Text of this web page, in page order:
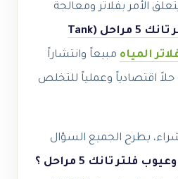
الأمر بفلاتر ومعالجة
فلتر تانك 5 مراحل (Tank
المياه مبيعاً وانتشاراً
حلاً اقتصادياً وعملياً للتخلص
يطرح الجميع السؤال
ما هي مميزات وعيوب فلتر تانك 5 مراحل ؟